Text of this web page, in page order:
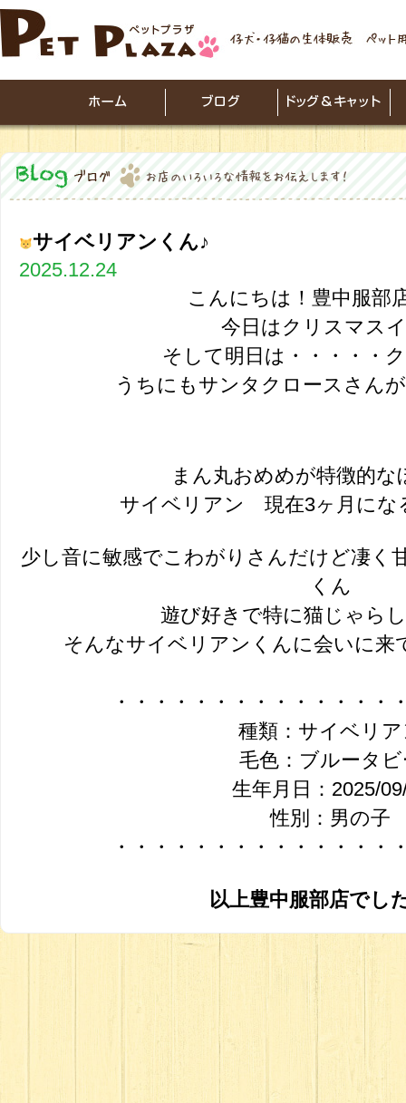
サイベリアンくん♪
2025.12.24
こんにちは！豊中服部
今日はクリスマス
そして明日は・・・・・
うちにもサンタクロースさん
まん丸おめめが特徴的な
サイベリアン 現在3ヶ月にな
少し音に敏感でこわがりさんだけど凄く
くん
遊び好きで特に猫じゃら
そんなサイベリアンくんに会いに
・・・・・・・・・・・・・・
種類：サイベリ
毛色：ブルータ
生年月日：2025/
性別：男の子
・・・・・・・・・・・・・・
以上豊中服部店でし